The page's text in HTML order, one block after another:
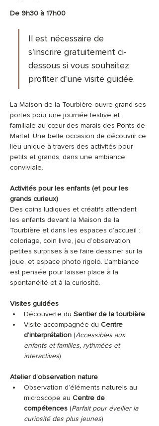
De 9h30 à 17h00
Il est nécessaire de
s'inscrire gratuitement ci-
dessous si vous souhaitez
profiter d'une visite guidée.
La Maison de la Tourbière ouvre grand ses
portes pour une journée festive et
familiale au cœur des marais des Ponts-de-
Martel. Une belle occasion de découvrir ce
lieu unique à travers des activités pour
petits et grands, dans une ambiance
conviviale.
Activités pour les enfants (et pour les
grands curieux)
Des coins ludiques et créatifs attendent
les enfants devant la Maison de la
Tourbière et dans les espaces d’accueil :
coloriage, coin livre, jeu d’observation,
petites surprises à se faire dessiner sur la
joue, et espace photo rigolo. L’ambiance
est pensée pour laisser place à la
spontanéité et à la curiosité.
Visites guidées
Découverte du Sentier de la tourbière
Visite accompagnée du Centre
d’interprétation (Accessibles aux
enfants et familles, rythmées et
interactives)
Atelier d’observation nature
Observation d’éléments naturels au
microscope au Centre de
compétences (Parfait pour éveiller la
curiosité des plus jeunes)